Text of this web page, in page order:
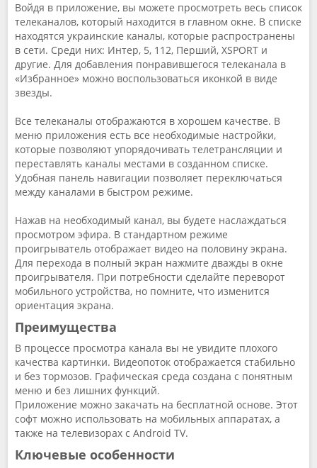
Войдя в приложение, вы можете просмотреть весь список
телеканалов, который находится в главном окне. В списке
находятся украинские каналы, которые распространены
в сети. Среди них: Интер, 5, 112, Перший, XSPORT и
другие. Для добавления понравившегося телеканала в
«Избранное» можно воспользоваться иконкой в виде
звезды.
Все телеканалы отображаются в хорошем качестве. В
меню приложения есть все необходимые настройки,
которые позволяют упорядочивать телетрансляции и
переставлять каналы местами в созданном списке.
Удобная панель навигации позволяет переключаться
между каналами в быстром режиме.
Нажав на необходимый канал, вы будете наслаждаться
просмотром эфира. В стандартном режиме
проигрыватель отображает видео на половину экрана.
Для перехода в полный экран нажмите дважды в окне
проигрывателя. При потребности сделайте переворот
мобильного устройства, но помните, что изменится
ориентация экрана.
Преимущества
В процессе просмотра канала вы не увидите плохого
качества картинки. Видеопоток отображается стабильно
и без тормозов. Графическая среда создана с понятным
меню и без лишних функций.
Приложение можно закачать на бесплатной основе. Этот
софт можно использовать на мобильных аппаратах, а
также на телевизорах с Android TV.
Ключевые особенности